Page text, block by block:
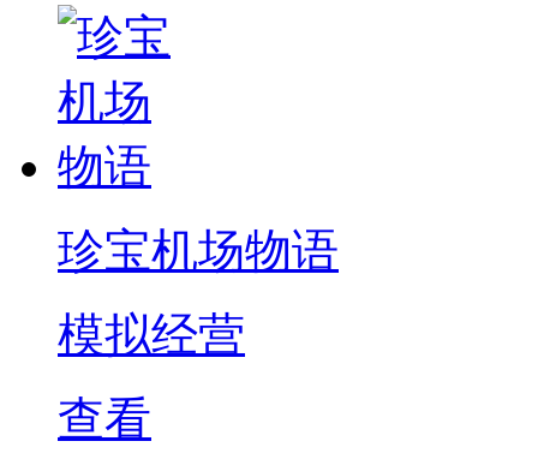
珍宝机场物语
模拟经营
查看